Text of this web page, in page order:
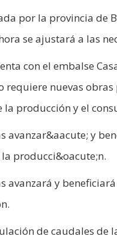
por la provincia de
se ajustará a las
con el embalse
requiere nuevas
producción y el
avanzar&aacute; y
producci&oacute;n.
avanzará y
de caudales de